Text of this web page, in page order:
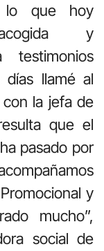
lo que hoy
y
testimonios
días llamé al
la jefa de
que el
pasado por
y
mucho”,
social de